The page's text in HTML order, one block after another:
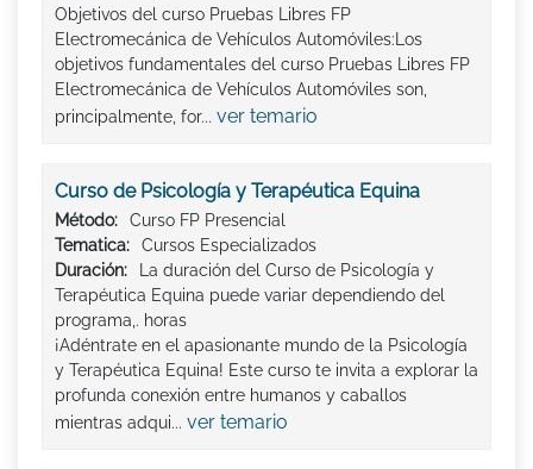
Objetivos del curso Pruebas Libres FP
Electromecánica de Vehículos Automóviles:Los
objetivos fundamentales del curso Pruebas Libres FP
Electromecánica de Vehículos Automóviles son,
principalmente, for... ver temario
Curso de Psicología y Terapéutica Equina
Método:
Curso FP Presencial
Tematica:
Cursos Especializados
Duración:
La duración del Curso de Psicología y
Terapéutica Equina puede variar dependiendo del
programa,. horas
¡Adéntrate en el apasionante mundo de la Psicología
y Terapéutica Equina! Este curso te invita a explorar la
profunda conexión entre humanos y caballos
mientras adqui... ver temario